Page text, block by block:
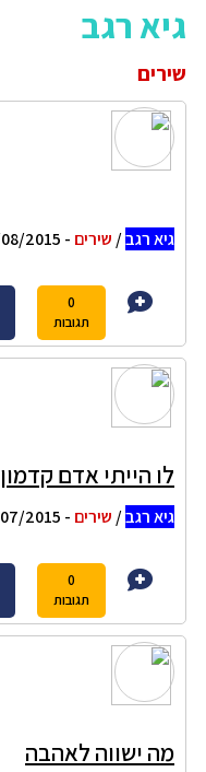
גיא רגב
שירים
גיא רגב/ שירים - 29/08/2015 20:47
0
תגובות
לו הייתי אדם קדמון
גיא רגב/ שירים - 22/07/2015 13:29
0
תגובות
מה ישווה לאהבה